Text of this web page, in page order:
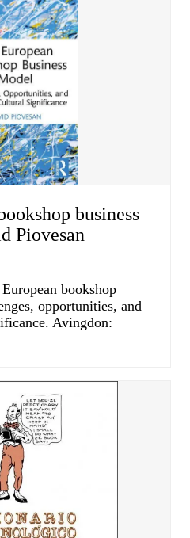
business
Piovesan
bookshop
opportunities, and
Avingdon: